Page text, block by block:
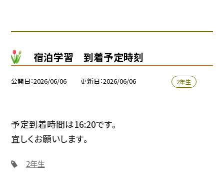
宿泊学習 到着予定時刻
公開日 2026/06/06 更新日 2026/06/06 2年生
予定到着時間は16:20です。
宜しくお願いします。
2年生